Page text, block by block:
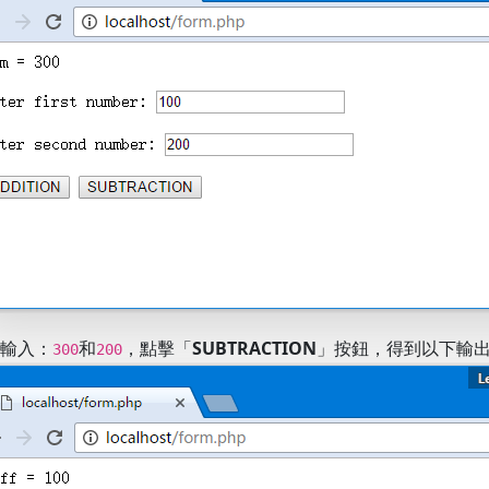
入： 300和200 ，點擊「SUBTRACTION 」按鈕，得到以下輸